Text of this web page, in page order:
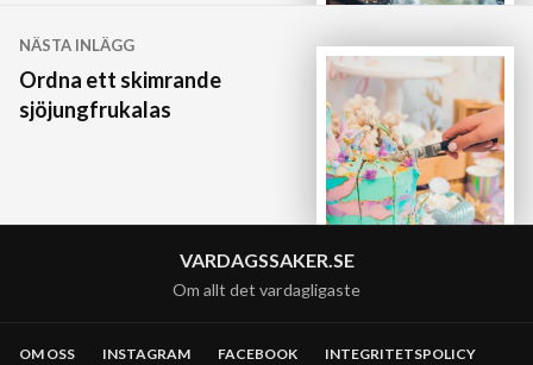
NÄSTA INLÄGG
Ordna ett skimrande
sjöjungfrukalas
VARDAGSSAKER.SE
Om allt det vardagligaste
OM OSS INSTAGRAM FACEBOOK INTEGRITETSPOLICY